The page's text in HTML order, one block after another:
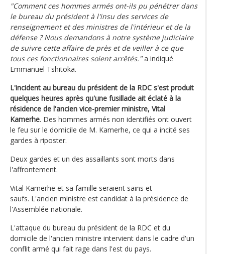
"Comment ces hommes armés ont-ils pu pénétrer dans
le bureau du président à l'insu des services de
renseignement et des ministres de l'intérieur et de la
défense ? Nous demandons à notre système judiciaire
de suivre cette affaire de près et de veiller à ce que
tous ces fonctionnaires soient arrêtés."a indiqué
Emmanuel Tshitoka.
L'incident au bureau du président de la RDC s'est produit
quelques heures après qu'une fusillade ait éclaté à la
résidence de l'ancien vice-premier ministre, Vital
Kamerhe. Des hommes armés non identifiés ont ouvert
le feu sur le domicile de M. Kamerhe, ce qui a incité ses
gardes à riposter.
Deux gardes et un des assaillants sont morts dans
l'affrontement.
Vital Kamerhe et sa famille seraient sains et
saufs. L'ancien ministre est candidat à la présidence de
l'Assemblée nationale.
L'attaque du bureau du président de la RDC et du
domicile de l'ancien ministre intervient dans le cadre d'un
conflit armé qui fait rage dans l'est du pays.